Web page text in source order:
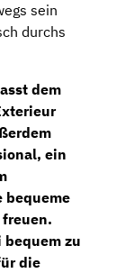
sein
durchs
dem
, ein
bequeme
zu
die